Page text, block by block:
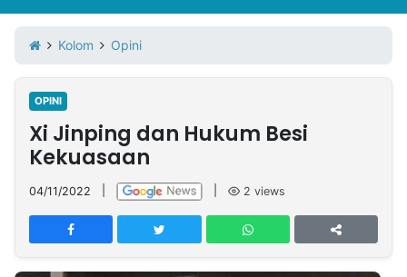
Iklan
Berita
Kami
Nasional
International
Olahraga
Entertainment
Daerah
Pariwisata
Kuliner
Kolom
Network
PT
TREETAN
Kolom Opini
OPINI
Xi Jinping dan Hukum Besi
Kekuasaan
04/11/2022 2 views